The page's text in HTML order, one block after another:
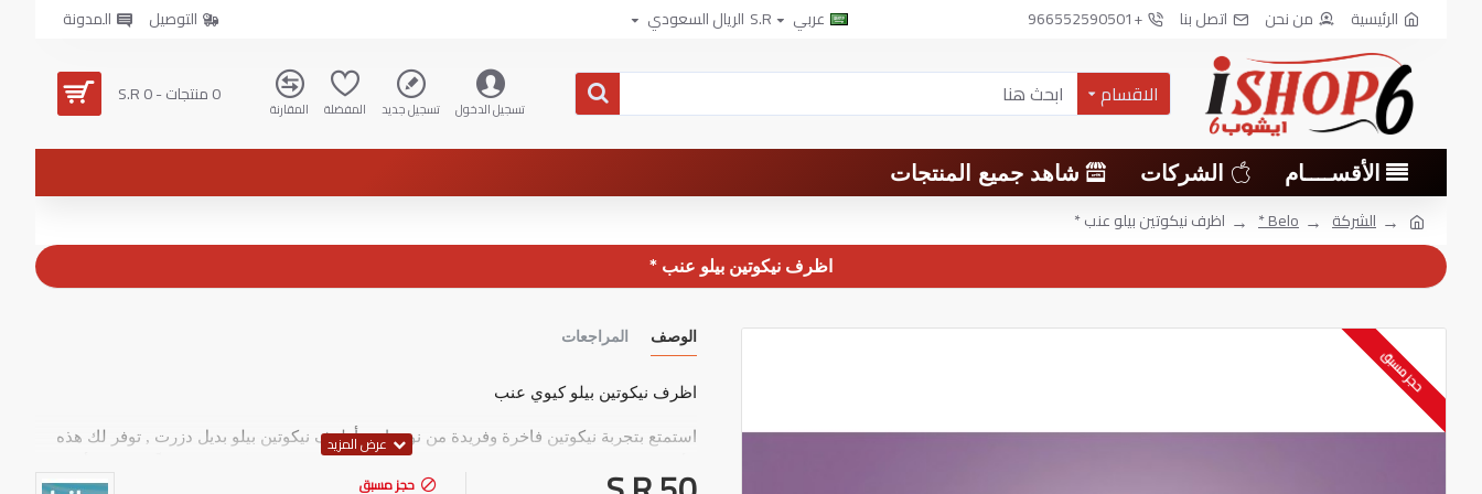
الرئيسية من نحن اتصل بنا +966552590501 عربي S.R الريال السعودي التوصيل المدونة
الاقسام تسجيل الدخول تسجيل جديد المفضلة المقارنة
0 منتجات - S.R 0
الأقســــام الشركات شاهد جميع المنتجات
الشركة Belo * اظرف نيكوتين بيلو عنب *
اظرف نيكوتين بيلو عنب *
حجز مسبق
الوصف المراجعات
اظرف نيكوتين بيلو كيوي عنب
استمتع بتجربة نيكوتين فاخرة وفريدة من نوعها مع أظرف نيكوتين بيلو بديل دزرت , توفر لك هذه
معايير الجودة السويدية، لتمنحك تجربة نيكوتين استثنائية ومريحة في كل مرة.
حجز مسبق